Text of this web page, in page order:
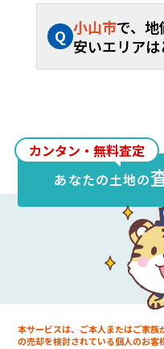
A 小山市の土地売
（約3.41万円～
価約3.97万円/
Q 小山市で、地
安いエリアは
円/坪（約1.03
カンタン・無料査定
あなたの土地の
本サービスは、ご本人またはご家
の売却を検討されている個人のお客